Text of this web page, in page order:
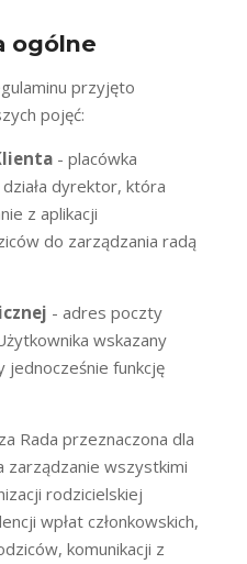
ogólne
przyjęto
pojęć:
- placówka
dyrektor, która
z aplikacji
do zarządzania radą
- adres poczty
wskazany
jednocześnie funkcję
Rada przeznaczona dla
zarządzanie wszystkimi
rodzicielskiej
wpłat członkowskich,
komunikacji z